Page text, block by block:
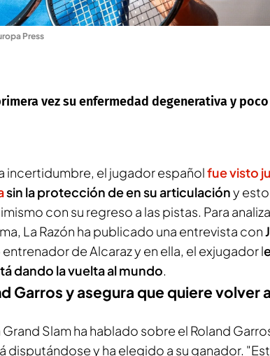
Press
vez su enfermedad degenerativa y
incertidumbre, el jugador españolfue visto
sin la protección de en su articulacióny esto
con su regreso a las pistas. Para
La Razón ha publicado una entrevista con
de Alcaraz y en ella, el exjugador l
dando la vuelta al mundo.
Garros y asegura que quiere volver
Slam ha hablado sobre el Roland
disputándose y ha elegido a su ganador.